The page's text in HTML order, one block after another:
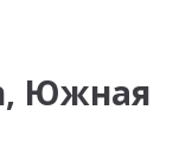
Южная